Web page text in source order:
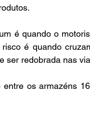
é quando o
é quando
ser redobrada nas
entre os armazéns